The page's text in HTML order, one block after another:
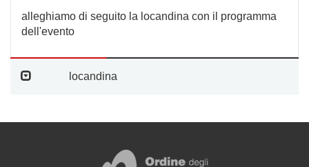
alleghiamo di seguito la locandina con il programma
dell'evento
locandina